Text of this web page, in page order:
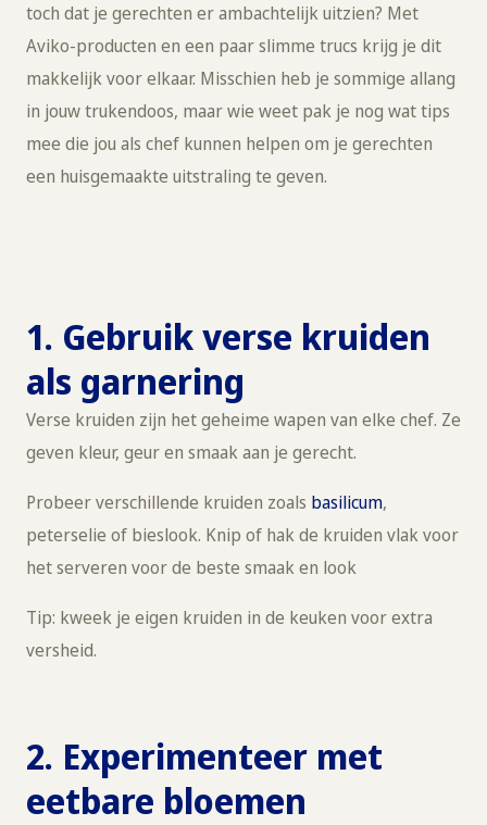
toch dat je gerechten er ambachtelijk uitzien? Met
Aviko-producten en een paar slimme trucs krijg je dit
makkelijk voor elkaar. Misschien heb je sommige allang
in jouw trukendoos, maar wie weet pak je nog wat tips
mee die jou als chef kunnen helpen om je gerechten
een huisgemaakte uitstraling te geven.
1. Gebruik verse kruiden
als garnering
Verse kruiden zijn het geheime wapen van elke chef. Ze
geven kleur, geur en smaak aan je gerecht.
Probeer verschillende kruiden zoals basilicum,
peterselie of bieslook. Knip of hak de kruiden vlak voor
het serveren voor de beste smaak en look
Tip: kweek je eigen kruiden in de keuken voor extra
versheid.
2. Experimenteer met
eetbare bloemen